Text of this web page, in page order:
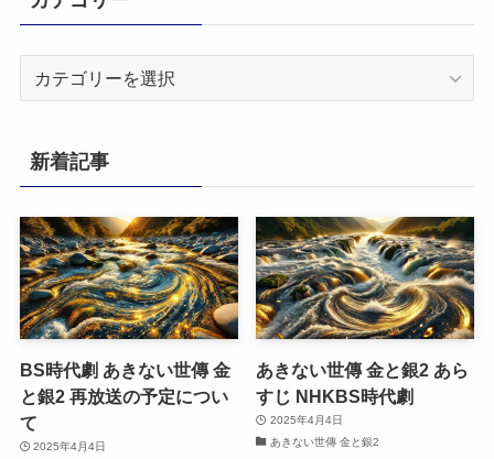
リ
ー
新着記事
BS時代劇 あきない世傳 金
と銀2 再放送の予定につい
て
2025年4月4日
あきない世傳 金と銀2 あら
すじ NHKBS時代劇
2025年4月4日
あきない世傳 金と銀2